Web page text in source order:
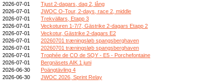
2026-07-01
Tjust 2-dagars, dag 2, lång
2026-07-01
JWOC O-Tour, 2-days, race 2, middle
2026-07-01
Trekvällars, Etapp 3
2026-07-01
Veckoturen 1-7/7, Gästrike 2-dagars Etapp 2
2026-07-01
Veckotur, Gästrike 2-dagars E2
2026-07-01
20260701 træningsløb spangsberghaven
2026-07-01
20260701 træningsløb spangsberghaven
2026-07-01
Trophée de CO de SQY - E5 - Porchefontaine
2026-07-01
Bergnäsets AIK 1 juni
2026-06-30
Poängtävling 4
2026-06-30
JWOC 2026, Sprint Relay